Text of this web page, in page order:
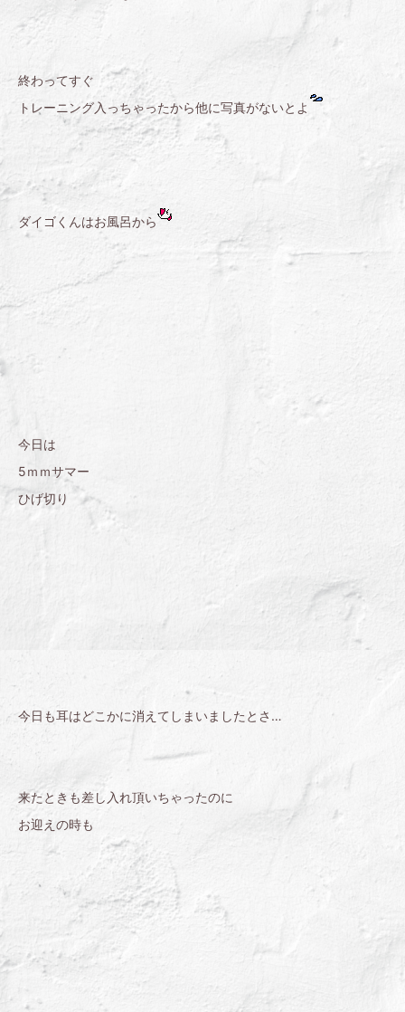
終わってすぐ
トレーニング入っちゃったから他に写真がないとよ
ダイゴくんはお風呂から
今日は
5ｍｍサマー
ひげ切り
今日も耳はどこかに消えてしまいましたとさ…
来たときも差し入れ頂いちゃったのに
お迎えの時も